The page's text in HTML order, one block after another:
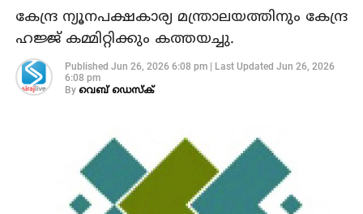
കേന്ദ്ര ന്യൂനപക്ഷകാര്യ മന്ത്രാലയത്തിനും കേന്ദ്ര
ഹജ്ജ് കമ്മിറ്റിക്കും കത്തയച്ചു.
Published Jun 26, 2026 6:08 pm| Last Updated Jun 26, 2026
6:08 pm
By വെബ് ഡെസ്‌ക്